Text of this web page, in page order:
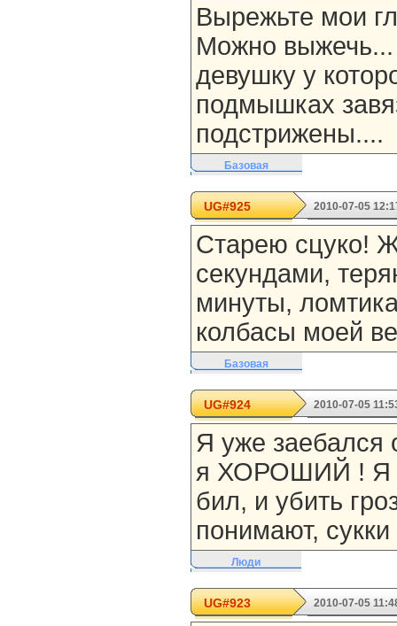
Вырежьте мои
Можно выжечь...
девушку у
подмышках
подстрижены....
Базовая
UG#925 2010-07-05
Старею сцуко!
секундами,
минуты,
колбасы моей
Базовая
UG#924 2010-07-05
Я уже заебался
я ХОРОШИЙ ! Я
бил, и убить
понимают,
Люди
UG#923 2010-07-05